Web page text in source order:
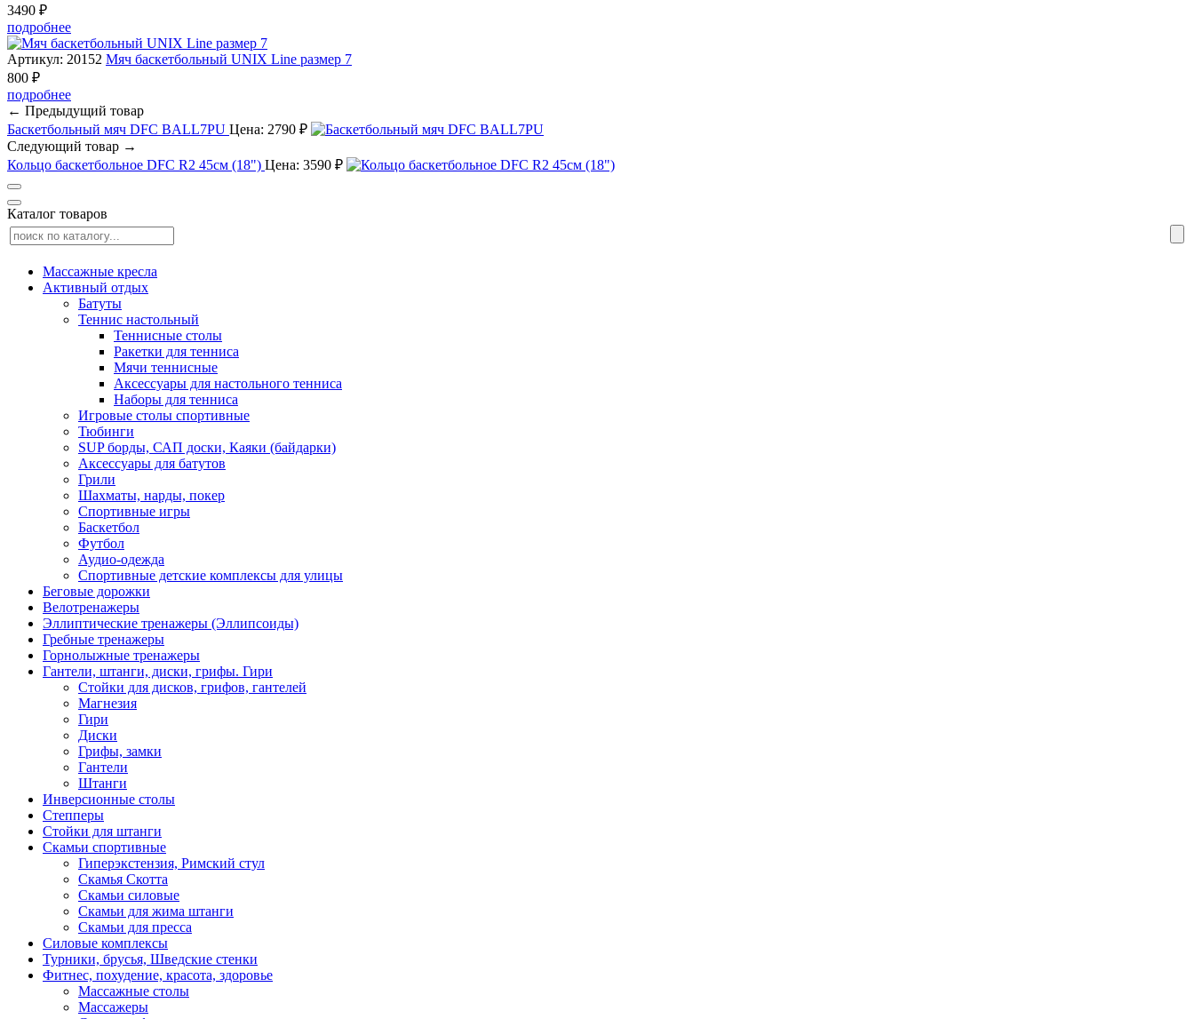
3490 ₽
подробнее
Артикул: 20152 Мяч баскетбольный UNIX Line размер 7
800 ₽
подробнее
← Предыдущий товар
Баскетбольный мяч DFC BALL7PU Цена: 2790 ₽
Следующий товар →
Кольцо баскетбольное DFC R2 45см (18") Цена: 3590 ₽
Каталог товаров
Массажные кресла
Активный отдых
Батуты
Теннис настольный
Теннисные столы
Ракетки для тенниса
Мячи теннисные
Аксессуары для настольного тенниса
Наборы для тенниса
Игровые столы спортивные
Тюбинги
SUP борды, САП доски, Каяки (байдарки)
Аксессуары для батутов
Грили
Шахматы, нарды, покер
Спортивные игры
Баскетбол
Футбол
Аудио-одежда
Спортивные детские комплексы для улицы
Беговые дорожки
Велотренажеры
Эллиптические тренажеры (Эллипсоиды)
Гребные тренажеры
Горнолыжные тренажеры
Гантели, штанги, диски, грифы. Гири
Стойки для дисков, грифов, гантелей
Магнезия
Гири
Диски
Грифы, замки
Гантели
Штанги
Инверсионные столы
Степперы
Стойки для штанги
Скамьи спортивные
Гиперэкстензия, Римский стул
Скамья Скотта
Скамьи силовые
Скамьи для жима штанги
Скамьи для пресса
Силовые комплексы
Турники, брусья, Шведские стенки
Фитнес, похудение, красота, здоровье
Массажные столы
Массажеры